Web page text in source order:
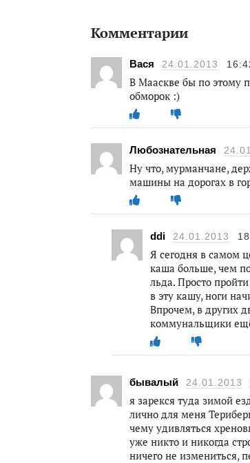
Комментарии
Вася 24.01.2013
В Мааскве бы по этому
обморок :)
Любознательная
Ну что, мурманчане,
машины на дорогах в
ddi 24.01.2013
Я сегодня в самом
каша больше, чем
льда. Просто
в эту кашу, ноги
Впрочем, в других
коммунальщики
бывалый 24.01.2013
я зарекся туда зимой
лично для меня
чему удивляться
уже никто и никогда
ничего не измениться,